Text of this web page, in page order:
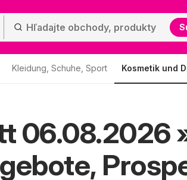
Kleidung, Schuhe, Sport Kosmetik und
06.08.2026